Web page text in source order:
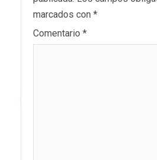
marcados con *
Comentario *